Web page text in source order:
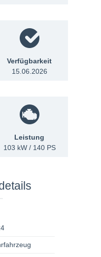
Verfügbarkeit
15.06.2026
Leistung
103 kW / 140 PS